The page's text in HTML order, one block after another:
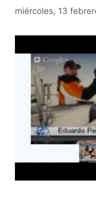
miércoles, 13